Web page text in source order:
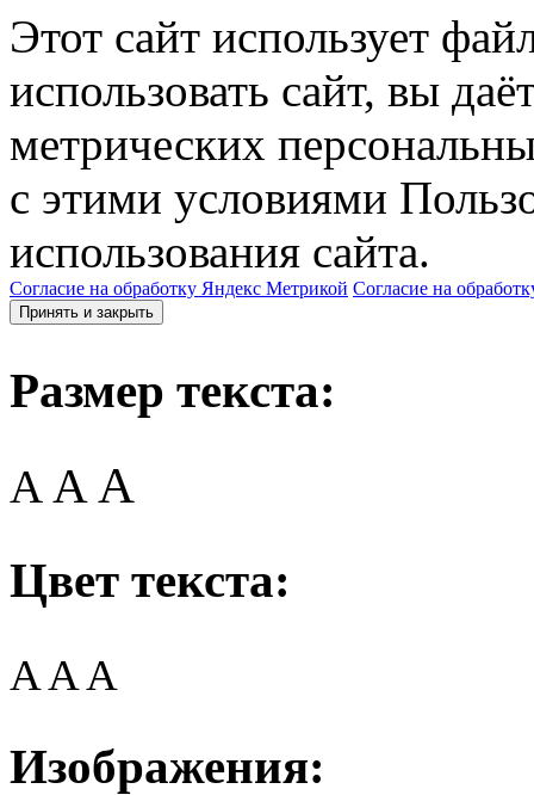
Этот сайт использует
использовать сайт, вы
метрических
с этими условиями
использования сайта.
Согласие на обработку Яндекс Метрикой Согласие на
Принять и закрыть
Размер текста:
A AA
Цвет текста:
AAA
Изображения: